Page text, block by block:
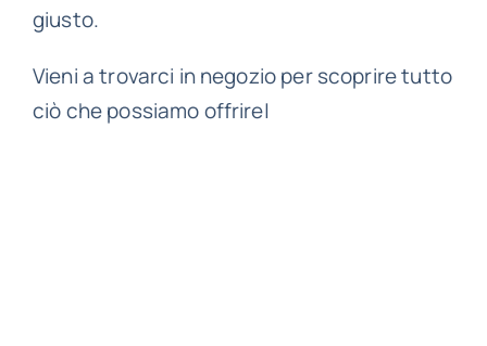
giusto.
Vieni a trovarci in negozio per scoprire tutto
ciò che possiamo offrire|